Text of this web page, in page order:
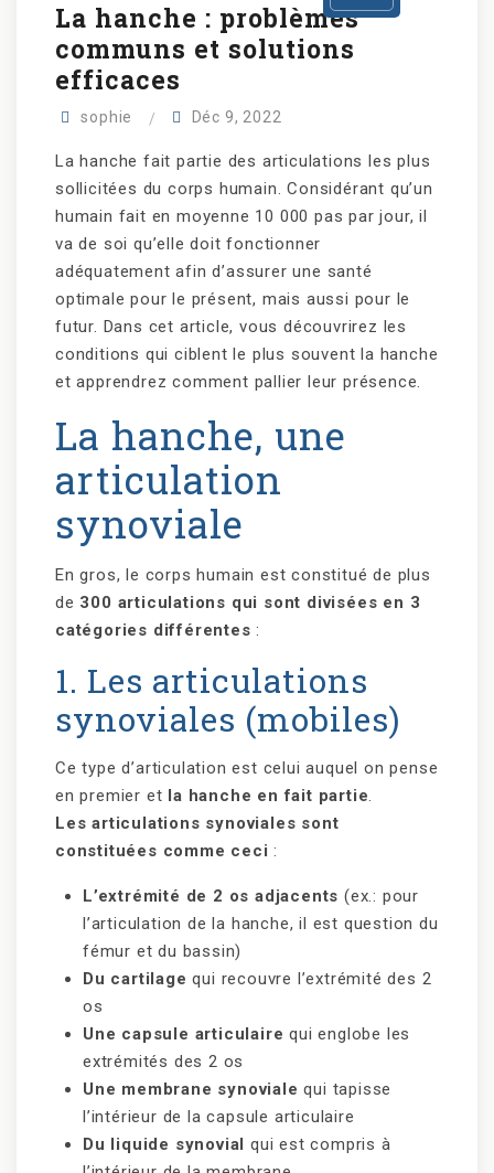
La hanche : problèmes
communs et solutions
efficaces
sophie Déc 9, 2022
La hanche fait partie des articulations les plus
sollicitées du corps humain. Considérant qu’un
humain fait en moyenne 10 000 pas par jour, il
va de soi qu’elle doit fonctionner
adéquatement afin d’assurer une santé
optimale pour le présent, mais aussi pour le
futur. Dans cet article, vous découvrirez les
conditions qui ciblent le plus souvent la hanche
et apprendrez comment pallier leur présence.
La hanche, une
articulation
synoviale
En gros, le corps humain est constitué de plus
de 300 articulations qui sont divisées en 3
catégories différentes :
1. Les articulations
synoviales (mobiles)
Ce type d’articulation est celui auquel on pense
en premier et la hanche en fait partie.
Les articulations synoviales sont
constituées comme ceci :
L’extrémité de 2 os adjacents (ex.: pour
l’articulation de la hanche, il est question du
fémur et du bassin)
Du cartilage qui recouvre l’extrémité des 2
os
Une capsule articulaire qui englobe les
extrémités des 2 os
Une membrane synoviale qui tapisse
l’intérieur de la capsule articulaire
Du liquide synovial qui est compris à